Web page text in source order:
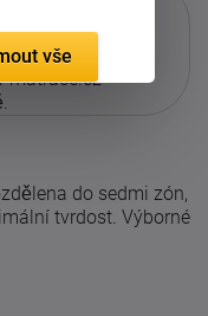
matrace.cz
do sedmi zón,
tvrdost. Výborné
vše